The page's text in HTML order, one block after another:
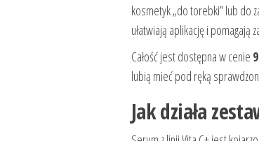
kosmetyk „do torebki” lub do
ułatwiają aplikację i pomagają
Całość jest dostępna w cenie
lubią mieć pod ręką
Jak działa